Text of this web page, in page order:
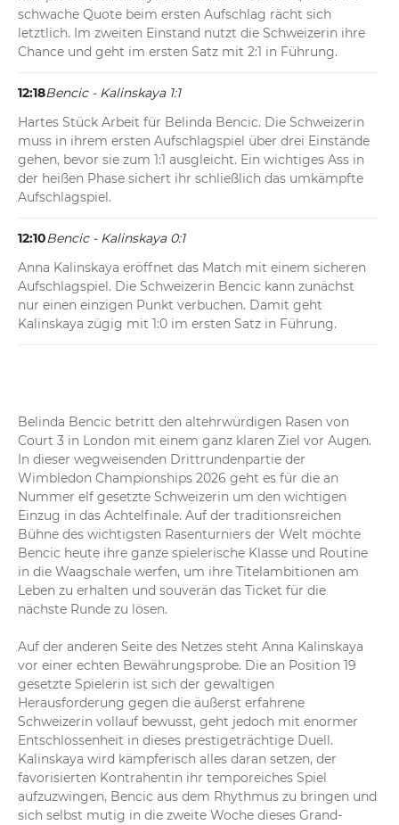
schwache Quote beim ersten Aufschlag rächt sich
letztlich. Im zweiten Einstand nutzt die Schweizerin ihre
Chance und geht im ersten Satz mit 2:1 in Führung.
12:18Bencic - Kalinskaya 1:1
Hartes Stück Arbeit für Belinda Bencic. Die Schweizerin
muss in ihrem ersten Aufschlagspiel über drei Einstände
gehen, bevor sie zum 1:1 ausgleicht. Ein wichtiges Ass in
der heißen Phase sichert ihr schließlich das umkämpfte
Aufschlagspiel.
12:10Bencic - Kalinskaya 0:1
Anna Kalinskaya eröffnet das Match mit einem sicheren
Aufschlagspiel. Die Schweizerin Bencic kann zunächst
nur einen einzigen Punkt verbuchen. Damit geht
Kalinskaya zügig mit 1:0 im ersten Satz in Führung.
Belinda Bencic betritt den altehrwürdigen Rasen von
Court 3 in London mit einem ganz klaren Ziel vor Augen.
In dieser wegweisenden Drittrundenpartie der
Wimbledon Championships 2026 geht es für die an
Nummer elf gesetzte Schweizerin um den wichtigen
Einzug in das Achtelfinale. Auf der traditionsreichen
Bühne des wichtigsten Rasenturniers der Welt möchte
Bencic heute ihre ganze spielerische Klasse und Routine
in die Waagschale werfen, um ihre Titelambitionen am
Leben zu erhalten und souverän das Ticket für die
nächste Runde zu lösen.
Auf der anderen Seite des Netzes steht Anna Kalinskaya
vor einer echten Bewährungsprobe. Die an Position 19
gesetzte Spielerin ist sich der gewaltigen
Herausforderung gegen die äußerst erfahrene
Schweizerin vollauf bewusst, geht jedoch mit enormer
Entschlossenheit in dieses prestigeträchtige Duell.
Kalinskaya wird kämpferisch alles daran setzen, der
favorisierten Kontrahentin ihr temporeiches Spiel
aufzuzwingen, Bencic aus dem Rhythmus zu bringen und
sich selbst mutig in die zweite Woche dieses Grand-